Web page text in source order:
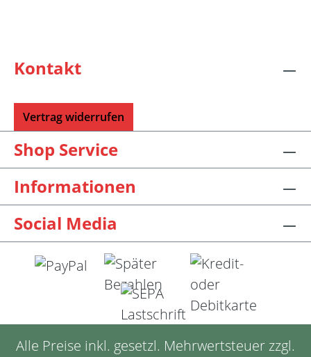
Kontakt
Vertrag widerrufen
Shop Service
Informationen
Social Media
Alle Preise inkl. gesetzl. Mehrwertsteuer zzgl.